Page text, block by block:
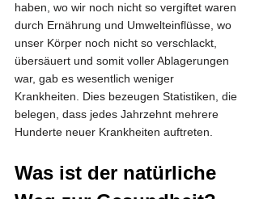
haben, wo wir noch nicht so vergiftet waren
durch Ernährung und Umwelteinflüsse, wo
unser Körper noch nicht so verschlackt,
übersäuert und somit voller Ablagerungen
war, gab es wesentlich weniger
Krankheiten. Dies bezeugen Statistiken, die
belegen, dass jedes Jahrzehnt mehrere
Hunderte neuer Krankheiten auftreten.
Was ist der natürliche